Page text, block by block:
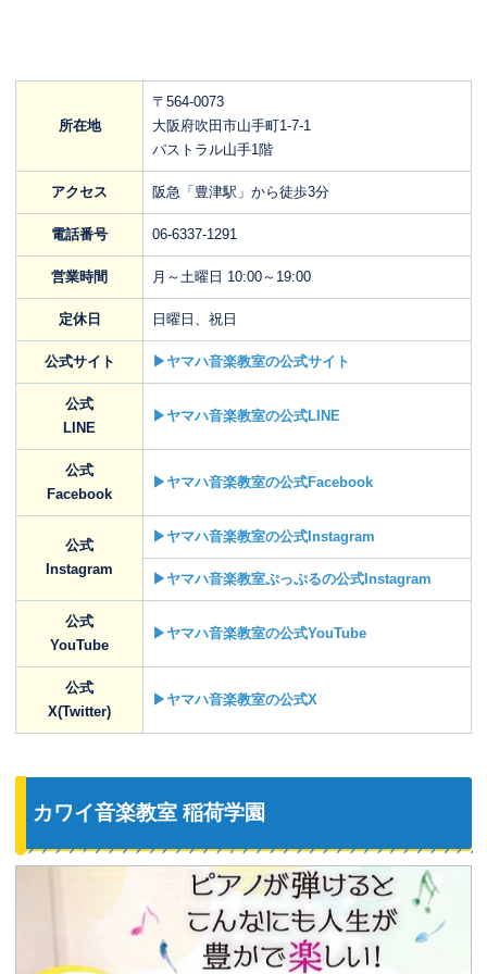
所在地
〒564-0073
大阪府吹田市山手町1-7-1
パストラル山手1階
アクセス 阪急「豊津駅」から徒歩3分
電話番号 06-6337-1291
営業時間 月～土曜日 10:00～19:00
定休日 日曜日、祝日
公式サイト ▶ヤマハ音楽教室の公式サイト
公式
LINE
▶ヤマハ音楽教室の公式LINE
公式
Facebook
▶ヤマハ音楽教室の公式Facebook
公式
Instagram
▶ヤマハ音楽教室の公式Instagram
▶ヤマハ音楽教室ぷっぷるの公式Instagram
公式
YouTube
▶ヤマハ音楽教室の公式YouTube
公式
X(Twitter)
▶ヤマハ音楽教室の公式X
カワイ音楽教室 稲荷学園